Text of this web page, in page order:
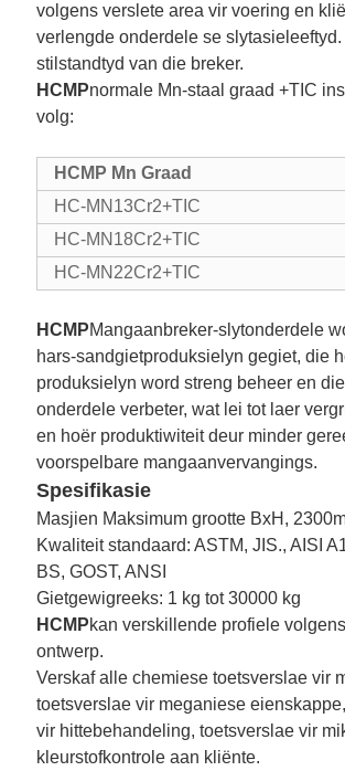
volgens verslete area vir voering en
verlengde onderdele se
stilstandtyd van die breker.
HCMPnormale Mn-staal graad +TIC
volg:
HCMP Mn Graad
HC-MN13Cr2+TIC
HC-MN18Cr2+TIC
HC-MN22Cr2+TIC
HCMPMangaanbreker-slytonderdele
hars-sandgietproduksielyn gegiet, die
produksielyn word streng beheer en
onderdele verbeter, wat lei tot laer
en hoër produktiwiteit deur minder
voorspelbare mangaanvervangings.
Spesifikasie
Masjien Maksimum grootte BxH,
Kwaliteit standaard: ASTM, JIS., AISI
BS, GOST, ANSI
Gietgewigreeks: 1 kg tot 30000 kg
HCMPkan verskillende profiele
ontwerp.
Verskaf alle chemiese toetsverslae vir
toetsverslae vir meganiese
vir hittebehandeling, toetsverslae vir
kleurstofkontrole aan kliënte.